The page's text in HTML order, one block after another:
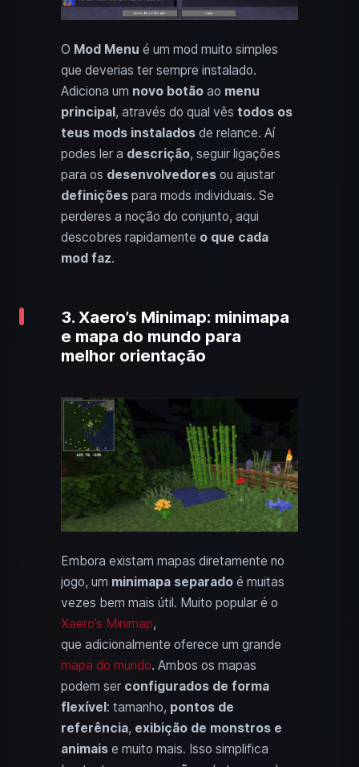
O Mod Menu é um mod muito simples
que deverias ter sempre instalado.
Adiciona um novo botão ao menu
principal , através do qual vês todos os
teus mods instalados de relance. Aí
podes ler a descrição, seguir ligações
para os desenvolvedores ou ajustar
definições para mods individuais. Se
perderes a noção do conjunto, aqui
descobres rapidamente o que cada
mod faz.
3. Xaero’s Minimap: minimapa
e mapa do mundo para
melhor orientação
Embora existam mapas diretamente no
jogo, um minimapa separado é muitas
vezes bem mais útil. Muito popular é o
Xaero’s Minimap,
que adicionalmente oferece um grande
mapa do mundo. Ambos os mapas
podem ser configurados de forma
flexível: tamanho, pontos de
referência, exibição de monstros e
animais e muito mais. Isso simplifica